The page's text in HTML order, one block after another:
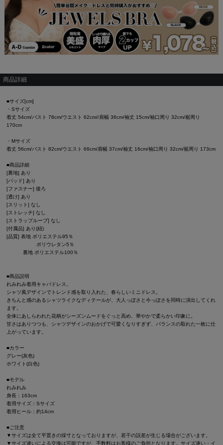
商品詳細
■サイズ[cm]
・Sサイズ
着丈 54cm/バスト 78cm/ウエスト 62cm//肩幅 36cm/袖丈 15cm/袖口周り 32cm/裾周り
170cm
・Mサイズ
着丈 56cm/バスト 82cm/ウエスト 66cm/肩幅 37cm/袖丈 16cm/袖口周り 32cm/裾周り 173cm
■商品詳細
[裏地] あり
[パッド] あり
[ファスナー] 後ろ
[透け] あり
[スリット] なし
[ストレッチ] なし
[ストラップループ] なし
[付属品] あり(紐)
[品質] 表地 ポリエステル95％
ポリウレタン5％
裏地 ポリエステル100％
■商品説明
れみれみ着用キャバドレス。
シャツ風デザインでトレンド感を取り入れた、春らしいミニドレス。
きちんと感のあるシャツライクなディテールが、大人っぽさと今っぽさを同時に演出してくれ
ます。
全体にあしらわれた花柄がシーズンムードをぐっと高め、華やかで柔らかい印象に。
甘さはありつつも、シャツデザインのおかげで可愛くなりすぎず、バランスの取れた一枚に仕
上がっています。
■カラー
グレー(灰色)
ホワイト(白色)
■モデル
れみれみ
身長：163cm
着用サイズ：Sサイズ
着用ヒール：約14cm
■ご注意
▼サイズは全て平置きの採寸となっておりますが、若干の誤差が生じる場合がございます。
▼サイズ違いによる交換は可能ですが、手数料はお客様のご負担となります。サイズ違い・イ